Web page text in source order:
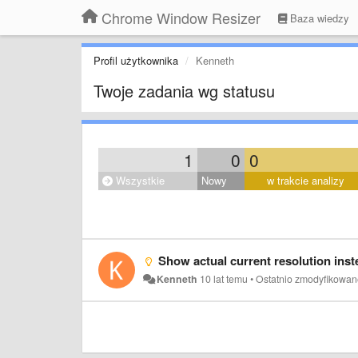
Chrome Window Resizer Baza wiedzy
Profil użytkownika Kenneth
Twoje zadania wg statusu
1 0 0
Wszystkie Nowy w trakcie analizy
Show actual current resolution
Kenneth 10 lat temu •Ostatnio